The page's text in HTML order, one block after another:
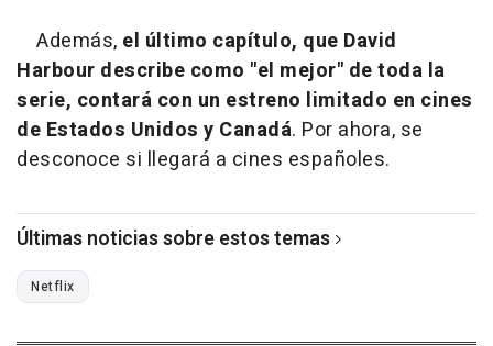
Además, el último capítulo, que David
Harbour describe como "el mejor" de toda la
serie, contará con un estreno limitado en cines
de Estados Unidos y Canadá. Por ahora, se
desconoce si llegará a cines españoles.
Últimas noticias sobre estos temas
Netflix